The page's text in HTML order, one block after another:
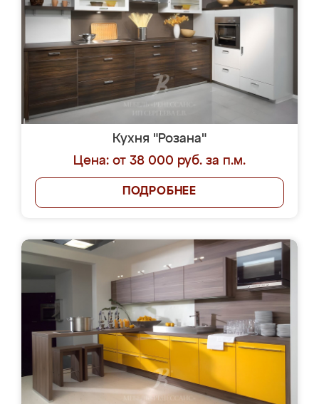
Кухня "Розана"
Цена: от 38 000 руб. за п.м.
ПОДРОБНЕЕ